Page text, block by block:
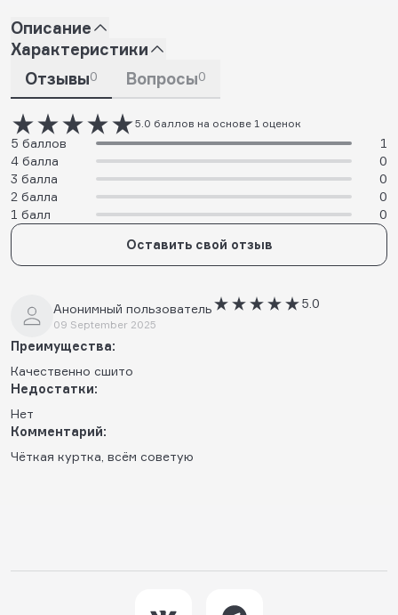
Описание
Характеристики
Отзывы0 Вопросы0
5.0 баллов на основе 1 оценок
5 баллов
1
4 балла
0
3 балла
0
2 балла
0
1 балл
0
Оставить свой отзыв
Анонимный пользователь
09 September 2025
5.0
Преимущества:
Качественно сшито
Недостатки:
Нет
Комментарий:
Чëткая куртка, всём советую